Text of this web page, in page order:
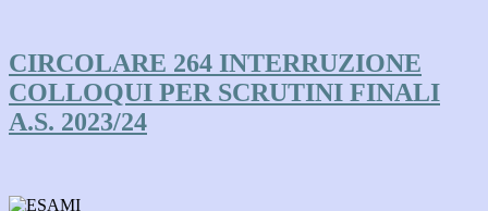
CIRCOLARE 264 INTERRUZIONE
COLLOQUI PER SCRUTINI FINALI
A.S. 2023/24